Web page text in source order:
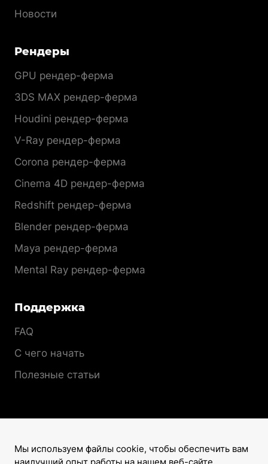
Новости
Рендеры
GPU рендер-ферма
3DS MAX рендер-ферма
Houdini рендер-ферма
V-Ray рендер-ферма
Corona рендер-ферма
Cinema 4D рендер-ферма
Redshift рендер-ферма
Blender рендер-ферма
Maya рендер-ферма
Mental Ray рендер-ферма
Поддержка
FAQ
С чего начать
Полезные статьи
Мы используем файлы cookie, чтобы обеспечить вам
наилучший опыт работы на нашем веб-сайте.